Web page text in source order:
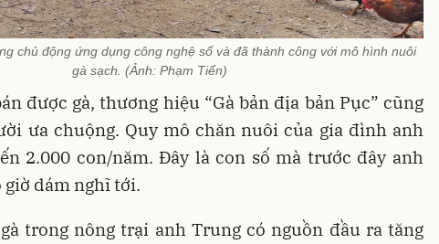
chủ động ứng dụng công nghệ số và đã thành công với mô hình nuôi
gà sạch. (Ảnh: Phạm Tiến)
được gà, thương hiệu “Gà bản địa bản Pục” cũng
ưa chuộng. Quy mô chăn nuôi của gia đình anh
2.000 con/năm. Đây là con số mà trước đây anh
giờ dám nghĩ tới.
trong nông trại anh Trung có nguồn đầu ra tăng